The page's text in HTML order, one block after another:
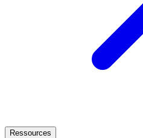
Ressources